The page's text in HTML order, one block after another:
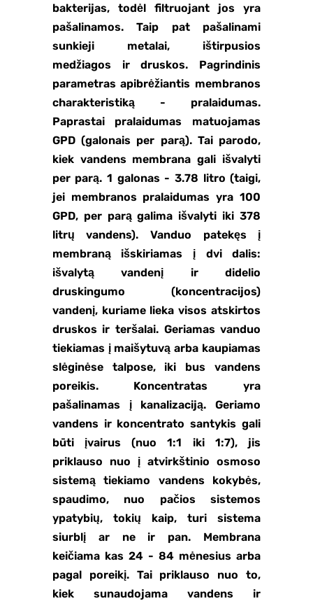
bakterijas, todėl filtruojant jos yra
pašalinamos. Taip pat pašalinami
sunkieji metalai, ištirpusios
medžiagos ir druskos. Pagrindinis
parametras apibrėžiantis membranos
charakteristiką - pralaidumas.
Paprastai pralaidumas matuojamas
GPD (galonais per parą). Tai parodo,
kiek vandens membrana gali išvalyti
per parą. 1 galonas - 3.78 litro (taigi,
jei membranos pralaidumas yra 100
GPD, per parą galima išvalyti iki 378
litrų vandens). Vanduo patekęs į
membraną išskiriamas į dvi dalis:
išvalytą vandenį ir didelio
druskingumo (koncentracijos)
vandenį, kuriame lieka visos atskirtos
druskos ir teršalai. Geriamas vanduo
tiekiamas į maišytuvą arba kaupiamas
slėginėse talpose, iki bus vandens
poreikis. Koncentratas yra
pašalinamas į kanalizaciją. Geriamo
vandens ir koncentrato santykis gali
būti įvairus (nuo 1:1 iki 1:7), jis
priklauso nuo į atvirkštinio osmoso
sistemą tiekiamo vandens kokybės,
spaudimo, nuo pačios sistemos
ypatybių, tokių kaip, turi sistema
siurblį ar ne ir pan. Membrana
keičiama kas 24 - 84 mėnesius arba
pagal poreikį. Tai priklauso nuo to,
kiek sunaudojama vandens ir